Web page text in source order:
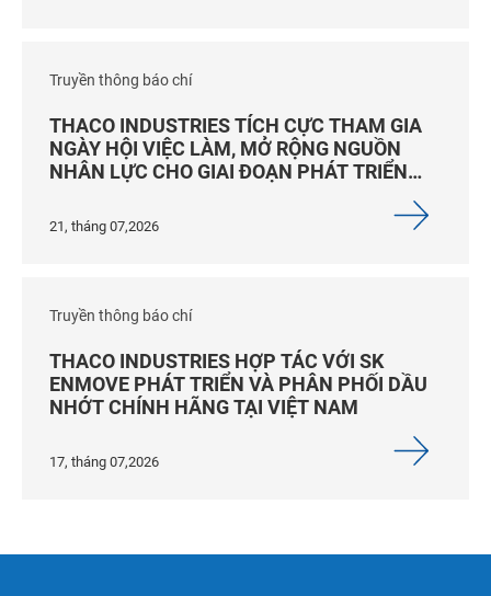
Truyền thông báo chí
THACO INDUSTRIES TÍCH CỰC THAM GIA
NGÀY HỘI VIỆC LÀM, MỞ RỘNG NGUỒN
NHÂN LỰC CHO GIAI ĐOẠN PHÁT TRIỂN
21, tháng 07,2026
Truyền thông báo chí
THACO INDUSTRIES HỢP TÁC VỚI SK
ENMOVE PHÁT TRIỂN VÀ PHÂN PHỐI DẦU
NHỚT CHÍNH HÃNG TẠI VIỆT NAM
17, tháng 07,2026